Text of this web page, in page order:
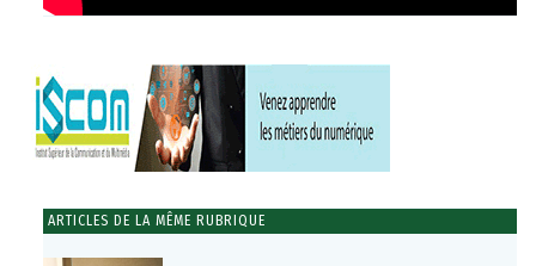
ARTICLES DE LA MÊME RUBRIQUE